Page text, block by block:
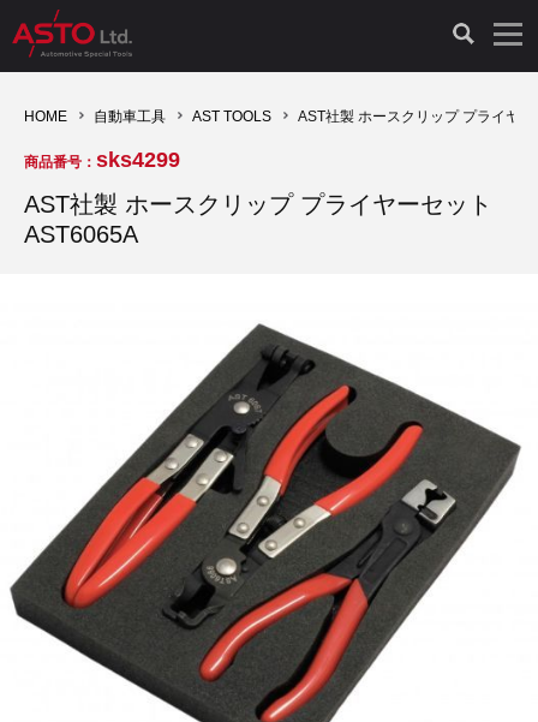
診断機（16）
キープログラマー（4）
オプション品（17）
TPMS（4）
その他（9）
診断テスター（10）
キープログラマー（20）
安定化電源ユニット（8）
バッテリーテスター（4）
古い車両用診断テスター（10）
バイク用診断テスター（7）
HCB TOOLS（45）
AST TOOLS（51）
イタリア/フランス車（27）
イギリス車（23）
アメリカ車（15）
スウェーデン車（20）
オシロスコープ（2）
オシロ関連商品（9）
ドイツ車（427）
イタリア/フランス車（145）
スウェーデン車（45）
日本車（40）
ロシア（8）
ブレーキキャリパーリペアキット（368）
現品修理（77）
リビルト品（58）
コントロールユニット初期化（3）
イモビライザーOFF（1）
その他（6）
オシロスコープ（10）
アクセサリー（13）
HOME 自動車工具 AST TOOLS AST社製 ホースクリップ プライヤ
商品番号： sks4299
AST社製 ホースクリップ プライヤーセット
AST6065A